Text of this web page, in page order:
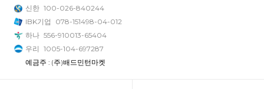
신한 100-026-840244
IBK기업
078-151498-04-012
하나 556-910013-65404
우리 1005-104-697287
예금주 : (주)배드민턴마켓